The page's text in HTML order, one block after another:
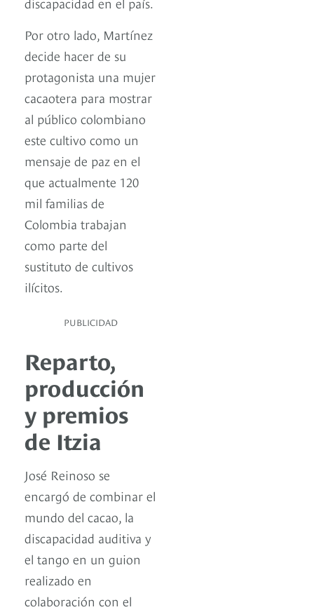
Por otro lado, Martínez
decide hacer de su
protagonista una mujer
cacaotera para mostrar
al público colombiano
este cultivo como un
mensaje de paz en el
que actualmente 120
mil familias de
Colombia trabajan
como parte del
sustituto de cultivos
ilícitos.
PUBLICIDAD
Reparto,
producción
y premios
de Itzia
José Reinoso se
encargó de combinar el
mundo del cacao, la
discapacidad auditiva y
el tango en un guion
realizado en
colaboración con el